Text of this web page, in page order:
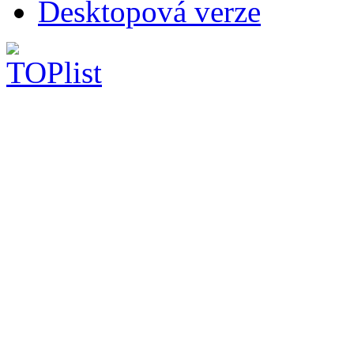
Desktopová verze